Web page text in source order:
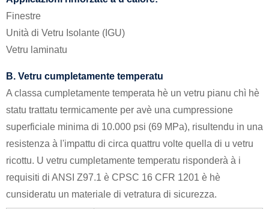
Finestre
Unità di Vetru Isolante (IGU)
Vetru laminatu
B. Vetru cumpletamente temperatu
A classa cumpletamente temperata hè un vetru pianu chì hè
statu trattatu termicamente per avè una cumpressione
superficiale minima di 10.000 psi (69 MPa), risultendu in una
resistenza à l'impattu di circa quattru volte quella di u vetru
ricottu. U vetru cumpletamente temperatu risponderà à i
requisiti di ANSI Z97.1 è CPSC 16 CFR 1201 è hè
cunsideratu un materiale di vetratura di sicurezza.